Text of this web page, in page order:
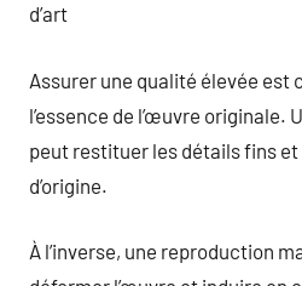
d’art
Assurer une qualité élevée est
l’essence de l’œuvre originale.
peut restituer les détails fins et
d’origine.
À l’inverse, une reproduction